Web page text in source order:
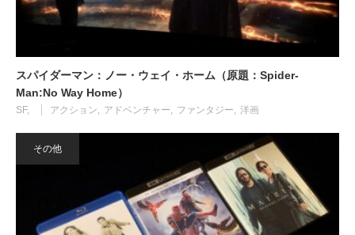
スパイダーマン：ノー・ウェイ・ホーム（原題：Spider-
Man:No Way Home）
SF アクション アドベンチャー ファンタジー 洋画
その他